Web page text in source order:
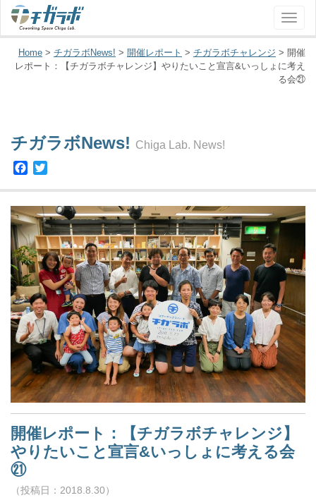
ナ
ビ
ゲ
ー
シ
Home > チガラボNews! > 開催レポート > チガラボチャレンジ > 開催
レポート：【チガラボチャレンジ】やりたいこと宣言&いっしょに考え
る会㉑
チガラボNews! Chiga Lab. News!
Facebook
開催レポート：【チガラボチャレンジ】
やりたいこと宣言&いっしょに考える会
㉑
（投稿日：2018.8.30）